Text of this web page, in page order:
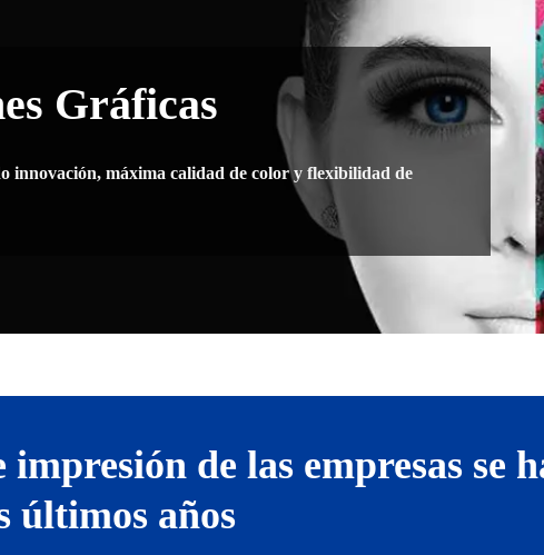
Gráficas
innovación, máxima calidad de color y flexibilidad de
impresión de las empresas se
últimos años